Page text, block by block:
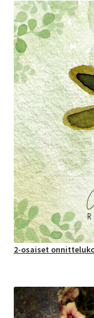
2-osaiset